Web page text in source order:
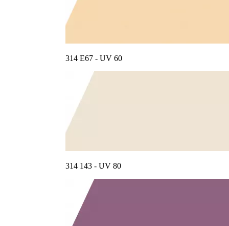
314 E67 - UV 60
314 143 - UV 80